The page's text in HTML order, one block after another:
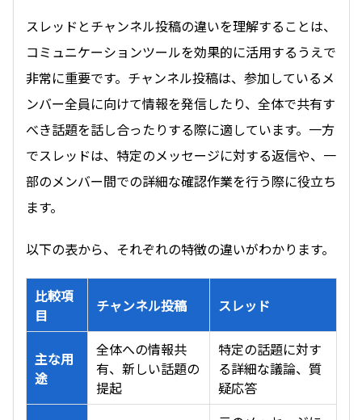
スレッドとチャンネル投稿の違いを理解することは、
コミュニケーションツールを効果的に活用するうえで
非常に重要です。チャンネル投稿は、参加しているメ
ンバー全員に向けて情報を発信したり、全体で共有す
べき話題を話し合ったりする際に適しています。一方
でスレッドは、特定のメッセージに対する返信や、一
部のメンバー間での詳細な確認作業を行う際に役立ち
ます。
以下の表から、それぞれの特徴の違いがわかります。
比較項
目
チャンネル投稿 スレッド
主な用
途
全体への情報共
有、新しい話題の
提起
特定の話題に対す
る詳細な議論、質
疑応答